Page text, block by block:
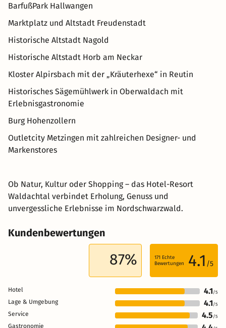
BarfußPark Hallwangen
Marktplatz und Altstadt Freudenstadt
Historische Altstadt Nagold
Historische Altstadt Horb am Neckar
Kloster Alpirsbach mit der „Kräuterhexe“ in Reutin
Historisches Sägemühlwerk in Oberwaldach mit
Erlebnisgastronomie
Burg Hohenzollern
Outletcity Metzingen mit zahlreichen Designer- und
Markenstores
Ob Natur, Kultur oder Shopping – das Hotel-Resort
Waldachtal verbindet Erholung, Genuss und
unvergessliche Erlebnisse im Nordschwarzwald.
Kundenbewertungen
87% 171 Echte
Bewertungen
4.1 /5
Hotel 4.1/5
Lage & Umgebung 4.1/5
Service 4.5 /5
Gastronomie